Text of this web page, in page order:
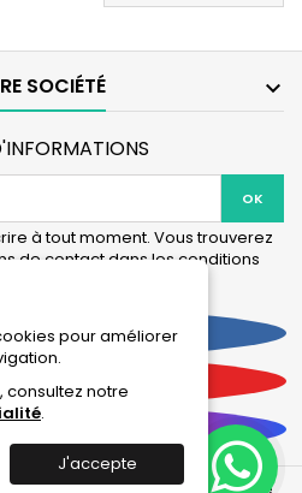
SOCIÉTÉ 
pour améliorer
consultez notre
.
J'accepte
à tout moment. Vous trouverez
de contact dans les conditions
Facebook
YouTube
Instagram